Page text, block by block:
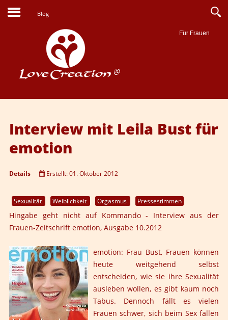
Blog
Für Frauen
Suche
Interview mit Leila Bust für
emotion
Details Erstellt: 01. Oktober 2012
Sexualität Weiblichkeit Orgasmus Pressestimmen
Hingabe geht nicht auf Kommando- Interview aus der
Frauen-Zeitschrift emotion, Ausgabe 10.2012
emotion: Frau Bust, Frauen können
heute weitgehend selbst
entscheiden, wie sie ihre Sexualität
ausleben wollen, es gibt kaum noch
Tabus. Dennoch fällt es vielen
Frauen schwer, sich beim Sex fallen